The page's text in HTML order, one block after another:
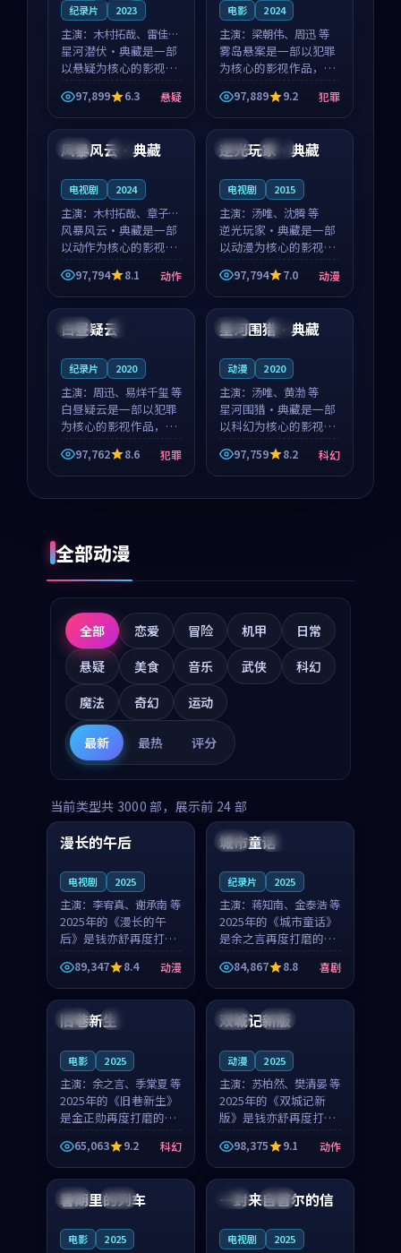
纪录片 2023
主演： 木村拓哉、雷佳音
等
星河潜伏·典藏是一部
以悬疑为核心的影视作
品，围绕危机、反转与
人物成长展开，整体节
奏紧凑，值得推荐观
看。
97,899 6.3 悬疑
电影 2024
主演： 梁朝伟、周迅 等
雾岛悬案是一部以犯罪
为核心的影视作品，围
绕危机、反转与人物成
长展开，整体节奏紧
凑，值得推荐观看。
97,889 9.2 犯罪
中国 4K
风暴风云·典藏
电视剧 2024
主演： 木村拓哉、章子怡
等
风暴风云·典藏是一部
以动作为核心的影视作
品，围绕危机、反转与
人物成长展开，整体节
奏紧凑，值得推荐观
看。
97,794 8.1 动作
中国 杜比
逆光玩家·典藏
电视剧 2015
主演： 汤唯、沈腾 等
逆光玩家·典藏是一部
以动漫为核心的影视作
品，围绕危机、反转与
人物成长展开，整体节
奏紧凑，值得推荐观
97,794 7.0 动漫
中国 4K
白昼疑云
纪录片 2020
主演： 周迅、易烊千玺 等
白昼疑云是一部以犯罪
为核心的影视作品，围
绕危机、反转与人物成
长展开，整体节奏紧
凑，值得推荐观看。
97,762 8.6 犯罪
韩国 4K
星河围猎·典藏
动漫 2020
主演： 汤唯、黄渤 等
星河围猎·典藏是一部
以科幻为核心的影视作
品，围绕危机、反转与
人物成长展开，整体节
奏紧凑，值得推荐观
97,759 8.2 科幻
全部动漫
全部 恋爱 冒险 机甲
日常
悬疑
美食 音乐 武侠
科幻
魔法
奇幻 运动
最新 最热 评分
当前类型共 3000 部，展示前 24 部
中国 高分
99:16
漫长的午后
电视剧 2025
主演： 李宥真、谢承南 等
2025年的《漫长的午
后》是钱亦舒再度打磨
的动漫佳作。中国大陆
的取景与海岛日常的氛
围相互成就，李宥真与
谢承南的对手戏自然克
制，让整部影片在悬念
89,347 8.4 动漫
美国 院线
城市童话
纪录片 2025
主演： 蒋知南、金泰浩 等
2025年的《城市童话》
是余之言再度打磨的喜
剧佳作。美国的取景与
历史战争的氛围相互成
就，蒋知南与金泰浩的
对手戏自然克制，让整
部影片在悬念与温度
84,867 8.8 喜剧
英国 完结
旧巷新生
电影 2025
主演： 余之言、季棠夏 等
2025年的《旧巷新生》
是金正勋再度打磨的科
幻佳作。英国的取景与
雨夜物语的氛围相互成
就，余之言与季棠夏的
对手戏自然克制，让整
部影片在悬念与温度
65,063 9.2 科幻
中国 独播
双城记新版
动漫 2025
主演： 苏柏然、樊清晏 等
2025年的《双城记新
版》是钱亦舒再度打磨
的动作佳作。中国大陆
的取景与沙漠探险的氛
围相互成就，苏柏然与
樊清晏的对手戏自然克
制，让整部影片在悬念
98,375 9.1 动作
中国 杜比
暑期里的列车
电影 2025
韩国 热播
一封来自首尔的信
电视剧 2025